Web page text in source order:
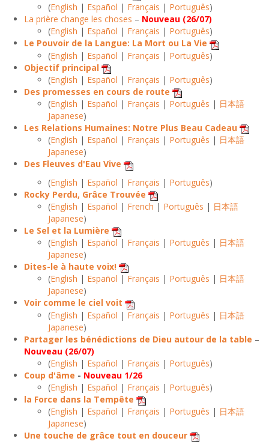
(English | Español | Français | Português)
La prière change les choses – Nouveau (26/07)
(English | Español | Français | Português)
Le Pouvoir de la Langue: La Mort ou La Vie
(English | Español | Français | Português)
Objectif principal
(English | Español | Français | Português)
Des promesses en cours de route
(English | Español | Français | Português | 日本語
Japanese)
Les Relations Humaines: Notre Plus Beau Cadeau
(English | Español | Français | Português | 日本語
Japanese)
Des Fleuves d'Eau Vive
(English | Español | Français | Português)
Rocky Perdu, Grâce Trouvée
(English | Español | French | Português | 日本語
Japanese)
Le Sel et la Lumière
(English | Español | Français | Português | 日本語
Japanese)
Dites-le à haute voix!
(English | Español | Français | Português | 日本語
Japanese)
Voir comme le ciel voit
(English | Español | Français | Português | 日本語
Japanese)
Partager les bénédictions de Dieu autour de la table –
Nouveau (26/07)
(English | Español | Français | Português)
Coup d'âme - Nouveau 1/26
(English | Español | Français | Português)
la Force dans la Tempête
(English | Español | Français | Português | 日本語
Japanese)
Une touche de grâce tout en douceur